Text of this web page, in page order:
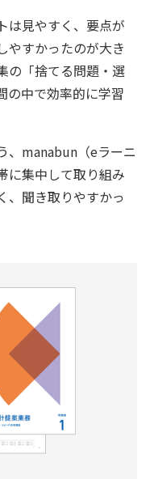
は見やすく、要点が
やすかったのが大き
の「捨てる問題・選
の中で効率的に学習
、manabun（eラーニ
に集中して取り組み
、聞き取りやすかっ